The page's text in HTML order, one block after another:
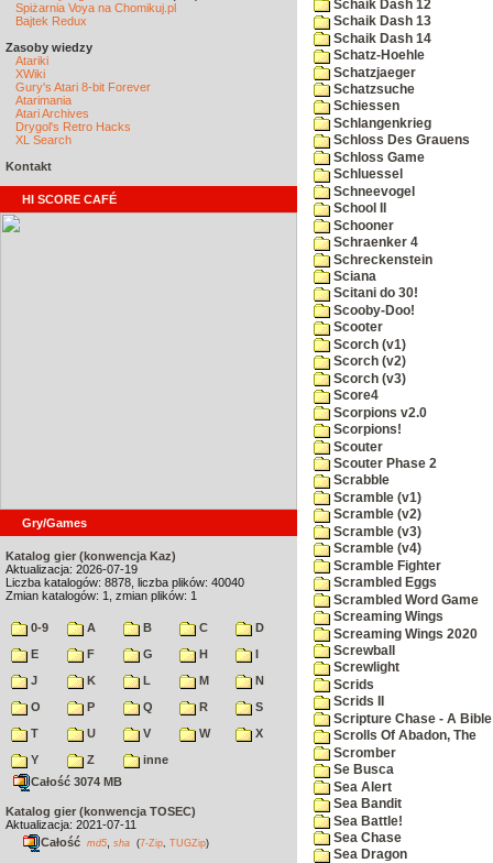
Spiżarnia Voya na Chomikuj.pl
Bajtek Redux
Zasoby wiedzy
Atariki
XWiki
Gury's Atari 8-bit Forever
Atarimania
Atari Archives
Drygol's Retro Hacks
XL Search
Kontakt
HI SCORE CAFÉ
Gry/Games
Katalog gier (konwencja Kaz)
Aktualizacja: 2026-07-19
Liczba katalogów: 8878, liczba plików: 40040
Zmian katalogów: 1, zmian plików: 1
0-9 A B C
D
E
F G H
I
J
K L M
N
O
P Q R
S
T
U V W
X
Y
Z
inne
Całość 3074 MB
Katalog gier (konwencja TOSEC)
Aktualizacja: 2021-07-11
Całość md5 sha (7-Zip TUGZip)
Schaik Dash 12
Schaik Dash 13
Schaik Dash 14
Schatz-Hoehle
Schatzjaeger
Schatzsuche
Schiessen
Schlangenkrieg
Schloss Des Grauens
Schloss Game
Schluessel
Schneevogel
School II
Schooner
Schraenker 4
Schreckenstein
Sciana
Scitani do 30!
Scooby-Doo!
Scooter
Scorch (v1)
Scorch (v2)
Scorch (v3)
Score4
Scorpions v2.0
Scorpions!
Scouter
Scouter Phase 2
Scrabble
Scramble (v1)
Scramble (v2)
Scramble (v3)
Scramble (v4)
Scramble Fighter
Scrambled Eggs
Scrambled Word Game
Screaming Wings
Screaming Wings 2020
Screwball
Screwlight
Scrids
Scrids II
Scripture Chase - A Bible
Scrolls Of Abadon, The
Scromber
Se Busca
Sea Alert
Sea Bandit
Sea Battle!
Sea Chase
Sea Dragon